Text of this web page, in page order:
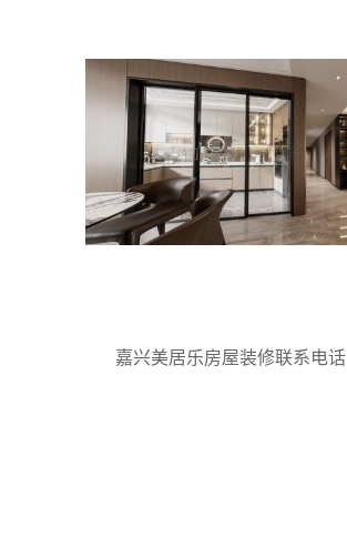
嘉兴美居乐房屋装修联系电话